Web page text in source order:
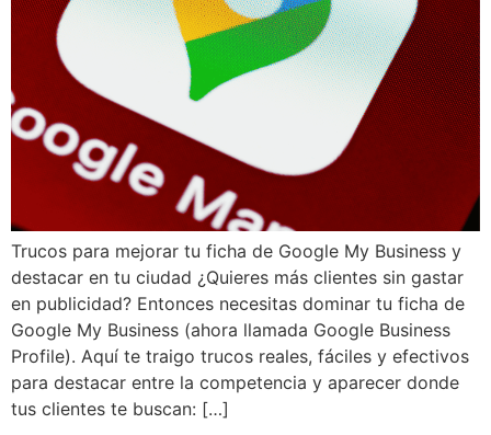
Trucos para mejorar tu ficha de Google My Business y
destacar en tu ciudad ¿Quieres más clientes sin gastar
en publicidad? Entonces necesitas dominar tu ficha de
Google My Business (ahora llamada Google Business
Profile). Aquí te traigo trucos reales, fáciles y efectivos
para destacar entre la competencia y aparecer donde
tus clientes te buscan: […]